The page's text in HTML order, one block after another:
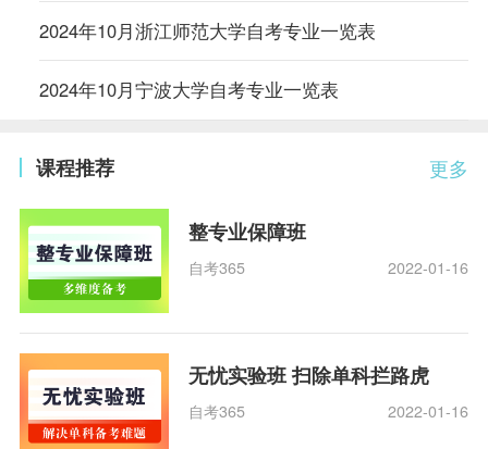
2024年10月浙江师范大学自考专业一览表
2024年10月宁波大学自考专业一览表
更多
课程推荐
整专业保障班
自考365 2022-01-16
无忧实验班 扫除单科拦路虎
自考365 2022-01-16